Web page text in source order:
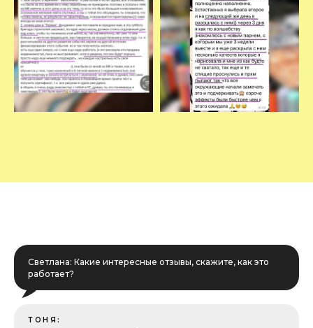
Светлана: Какие интересные отзывы, скажите, как это
работает?
ТОНЯ: